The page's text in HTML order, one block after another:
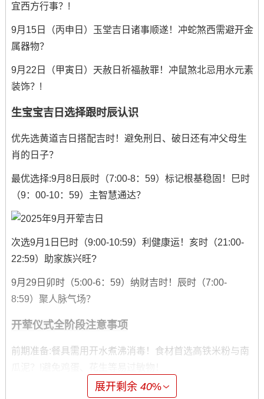
宜西方行事？!
9月15日（丙申日）玉堂吉日诸事顺遂！冲蛇煞西需避开金
属器物？
9月22日（甲寅日）天赦日祈福赦罪！冲鼠煞北忌用水元素
装饰？!
生宝宝吉日选择跟时辰认识
优先选黄道吉日搭配吉时！避免刑日、破日还有冲父母生
肖的日子？
最优选择:9月8日辰时（7:00-8：59）标记根基稳固！巳时
（9：00-10：59）主智慧通达？
次选9月1日巳时（9:00-10:59）利健康运！亥时（21:00-
22:59）助家族兴旺?
9月29日卯时（5:00-6：59）纳财吉时！辰时（7:00-
8:59）聚人脉气场？
开荤仪式全阶段注意事项
前期准备:餐具需用开水煮沸消毒！食材首选高铁米粉与南
中期操作:第一口食喂三勺标记天地人！用银勺压舌辟邪求
展开剩余40%